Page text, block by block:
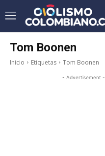
Tom Boonen
Inicio Etiquetas Tom Boonen
- Advertisement -